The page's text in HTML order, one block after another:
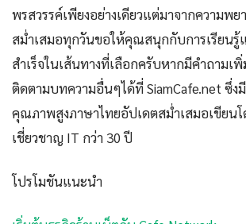
พรสวรรค์เพียงอย่างเดียวแต่มาจากความพย
สม่ำเสมอทุกวันขอให้คุณสนุกกับการเรียนรู้
สำเร็จในเส้นทางที่เลือกครับหากมีคำถามเ
ติดตามบทความอื่นๆได้ที่ SiamCafe.net ซึ่ง
คุณภาพสูงภาษาไทยอัปเดตสม่ำเสมอเขียน
เชี่ยวชาญ IT กว่า 30 ปี
โปรโมชันแนะนำ